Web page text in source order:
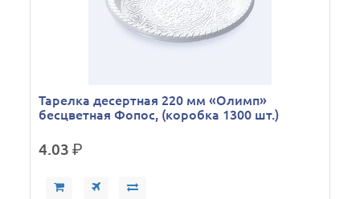
Тарелка десертная 220 мм «Олимп»
бесцветная Фопос, (коробка 1300 шт.)
4.03р.